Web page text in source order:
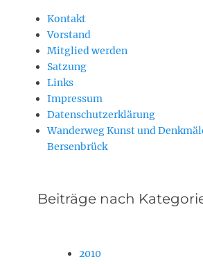
Kontakt
Vorstand
Mitglied werden
Satzung
Links
Impressum
Datenschutzerklärung
Wanderweg Kunst und
Bersenbrück
Beiträge nach
2010